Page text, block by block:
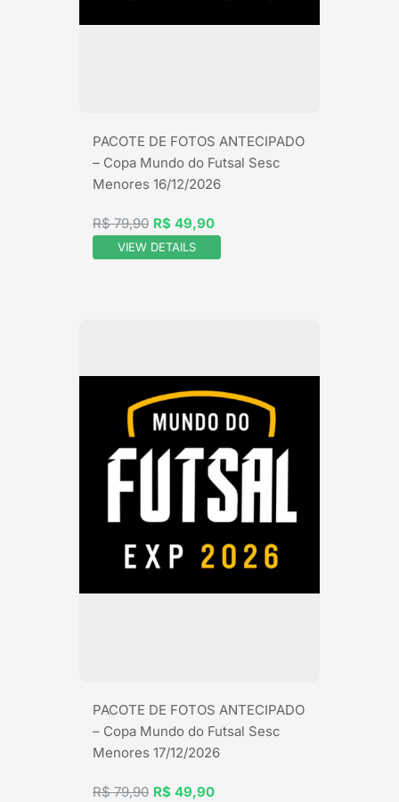
PACOTE DE FOTOS ANTECIPADO
– Copa Mundo do Futsal Sesc
Menores 16/12/2026
R$ 79,90 R$ 49,90
VIEW DETAILS
PACOTE DE FOTOS ANTECIPADO
– Copa Mundo do Futsal Sesc
Menores 17/12/2026
R$ 79,90 R$ 49,90